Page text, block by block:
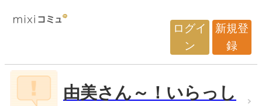
ログイ
ン
新規登
録
由美さん～！いらっし